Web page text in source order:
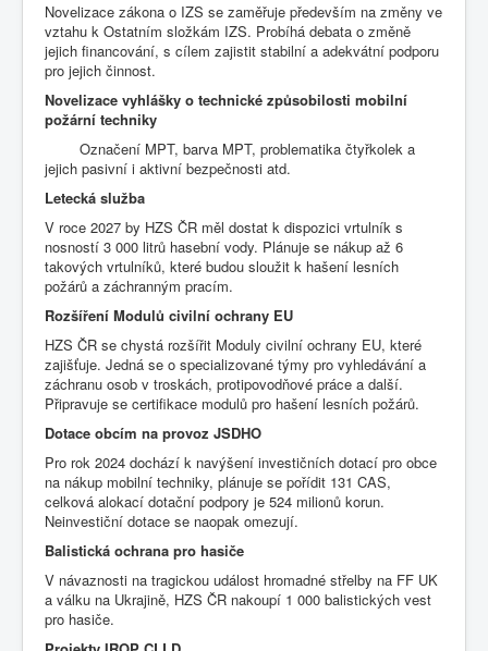
Novelizace zákona o IZS se zaměřuje především na změny ve
vztahu k Ostatním složkám IZS. Probíhá debata o změně
jejich financování, s cílem zajistit stabilní a adekvátní podporu
pro jejich činnost.
Novelizace vyhlášky o technické způsobilosti mobilní
požární techniky
Označení MPT, barva MPT, problematika čtyřkolek a
jejich pasivní i aktivní bezpečnosti atd.
Letecká služba
V roce 2027 by HZS ČR měl dostat k dispozici vrtulník s
nosností 3 000 litrů hasební vody. Plánuje se nákup až 6
takových vrtulníků, které budou sloužit k hašení lesních
požárů a záchranným pracím.
Rozšíření Modulů civilní ochrany EU
HZS ČR se chystá rozšířit Moduly civilní ochrany EU, které
zajišťuje. Jedná se o specializované týmy pro vyhledávání a
záchranu osob v troskách, protipovodňové práce a další.
Připravuje se certifikace modulů pro hašení lesních požárů.
Dotace obcím na provoz JSDHO
Pro rok 2024 dochází k navýšení investičních dotací pro obce
na nákup mobilní techniky, plánuje se pořídit 131 CAS,
celková alokací dotační podpory je 524 milionů korun.
Neinvestiční dotace se naopak omezují.
Balistická ochrana pro hasiče
V návaznosti na tragickou událost hromadné střelby na FF UK
a válku na Ukrajině, HZS ČR nakoupí 1 000 balistických vest
pro hasiče.